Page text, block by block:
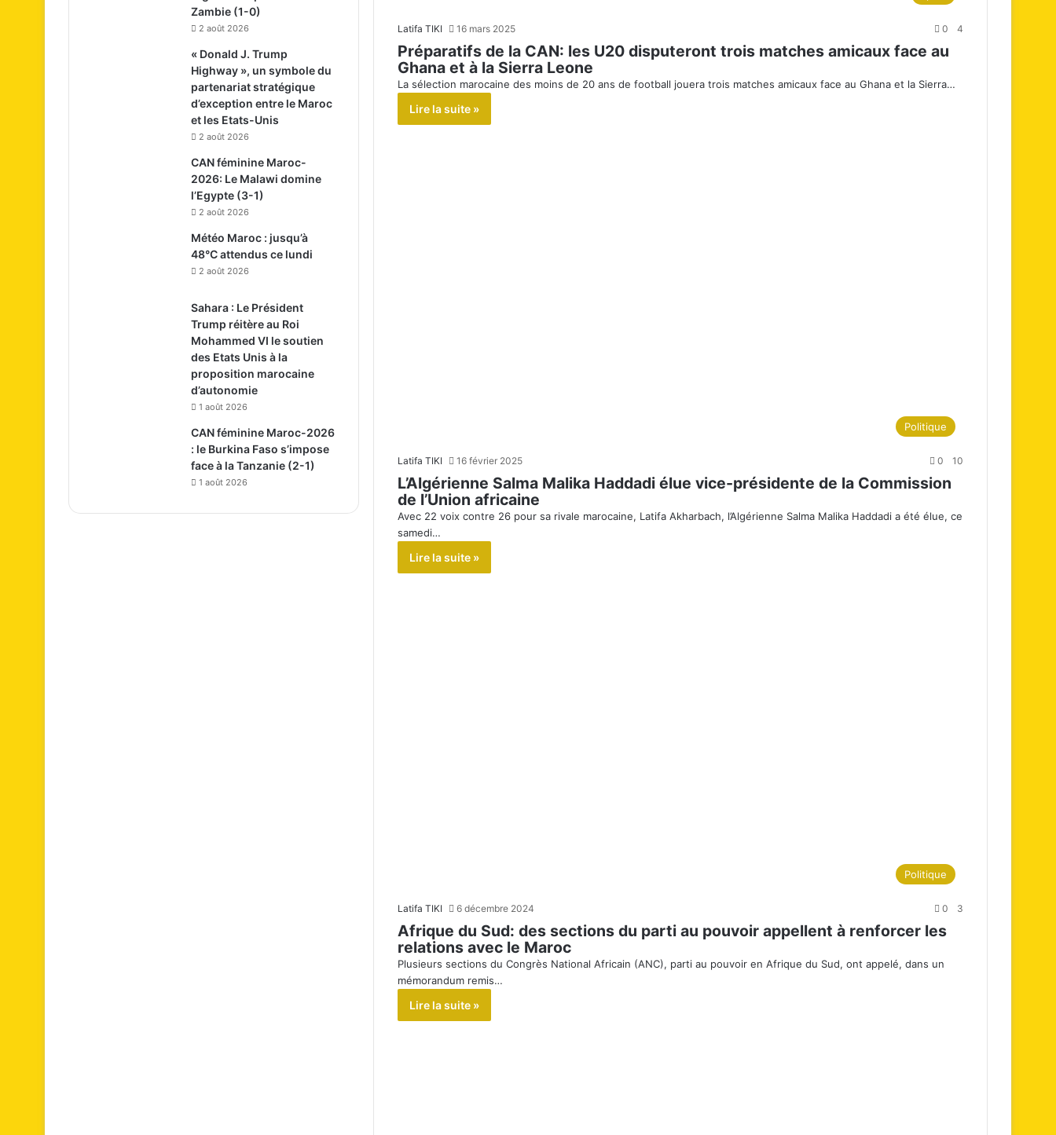
Latifa TIKI 16 mars 2025 0 4
Préparatifs de la CAN: les U20 disputeront trois matches amicaux face au
Ghana et à la Sierra Leone
La sélection marocaine des moins de 20 ans de football jouera trois matches amicaux face au Ghana et la Sierra…
Lire la suite »
Politique
Latifa TIKI 16 février 2025 0 10
L’Algérienne Salma Malika Haddadi élue vice-présidente de la Commission
de l’Union africaine
Avec 22 voix contre 26 pour sa rivale marocaine, Latifa Akharbach, l’Algérienne Salma Malika Haddadi a été élue, ce
samedi…
Lire la suite »
Politique
Latifa TIKI 6 décembre 2024 0 3
Afrique du Sud: des sections du parti au pouvoir appellent à renforcer les
relations avec le Maroc
Plusieurs sections du Congrès National Africain (ANC), parti au pouvoir en Afrique du Sud, ont appelé, dans un
mémorandum remis…
Lire la suite »
Zambie (1-0)
2 août 2026
« Donald J. Trump
Highway », un symbole du
partenariat stratégique
d’exception entre le Maroc
et les Etats-Unis
2 août 2026
CAN féminine Maroc-
2026: Le Malawi domine
l’Egypte (3-1)
2 août 2026
Météo Maroc : jusqu’à
48°C attendus ce lundi
2 août 2026
Sahara : Le Président
Trump réitère au Roi
Mohammed VI le soutien
des Etats Unis à la
proposition marocaine
d’autonomie
1 août 2026
CAN féminine Maroc-2026
: le Burkina Faso s’impose
face à la Tanzanie (2-1)
1 août 2026